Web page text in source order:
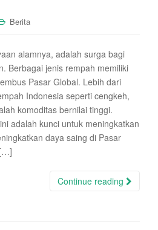
Berita
alamnya, adalah surga bagi
Berbagai jenis rempah memiliki
Pasar Global. Lebih dari
Indonesia seperti cengkeh,
komoditas bernilai tinggi.
adalah kunci untuk meningkatkan
daya saing di Pasar
Continue reading